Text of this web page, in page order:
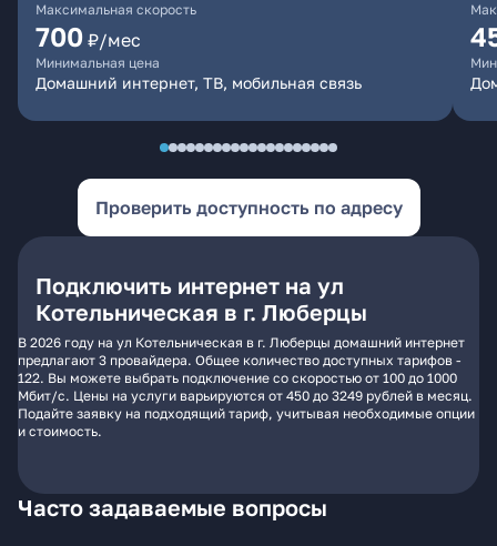
Максимальная скорость
700 ₽/мес
Минимальная цена
Домашний интернет, ТВ, мобильная связь
Проверить доступность по адресу
Подключить интернет на ул
Котельническая в г. Люберцы
В 2026 году на ул Котельническая в г. Люберцы домашний интернет
предлагают 3 провайдера. Общее количество доступных тарифов -
122. Вы можете выбрать подключение со скоростью от 100 до 1000
Мбит/с. Цены на услуги варьируются от 450 до 3249 рублей в месяц.
Подайте заявку на подходящий тариф, учитывая необходимые опции
и стоимость.
Часто задаваемые вопросы